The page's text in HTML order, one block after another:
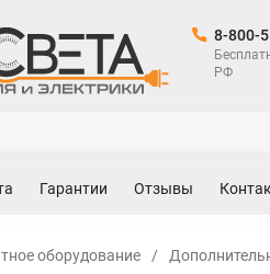
8-800-
РФ
Гарантии Отзывы
оборудование /